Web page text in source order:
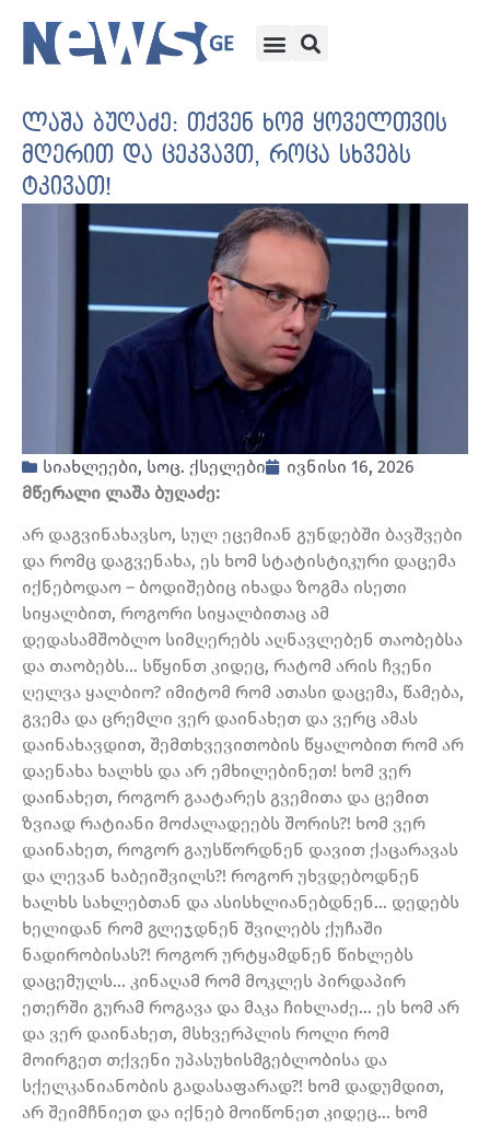
ლაშა ბუღაძე: თქვენ ხომ ყოველთვის
მღერით და ცეკვავთ, როცა სხვებს
ტკივათ!
სიახლეები, სოც. ქსელები
ივნისი 16, 2026
მწერალი ლაშა ბუღაძე:
არ დაგვინახავსო, სულ ეცემიან გუნდებში ბავშვები
და რომც დაგვენახა, ეს ხომ სტატისტიკური დაცემა
იქნებოდაო – ბოდიშებიც იხადა ზოგმა ისეთი
სიყალბით, როგორი სიყალბითაც ამ
დედასამშობლო სიმღერებს აღნავლებენ თაობებსა
და თაობებს… სწყინთ კიდეც, რატომ არის ჩვენი
ღელვა ყალბიო? იმიტომ რომ ათასი დაცემა, წამება,
გვემა და ცრემლი ვერ დაინახეთ და ვერც ამას
დაინახავდით, შემთხვევითობის წყალობით რომ არ
დაენახა ხალხს და არ ემხილებინეთ! ხომ ვერ
დაინახეთ, როგორ გაატარეს გვემითა და ცემით
ზვიად რატიანი მოძალადეებს შორის?! ხომ ვერ
დაინახეთ, როგორ გაუსწორდნენ დავით ქაცარავას
და ლევან ხაბეიშვილს?! როგორ უხვდებოდნენ
ხალხს სახლებთან და ასისხლიანებდნენ… დედებს
ხელიდან რომ გლეჯდნენ შვილებს ქუჩაში
ნადირობისას?! როგორ ურტყამდნენ წიხლებს
დაცემულს… კინაღამ რომ მოკლეს პირდაპირ
ეთერში გურამ როგავა და მაკა ჩიხლაძე… ეს ხომ არ
და ვერ დაინახეთ, მსხვერპლის როლი რომ
მოირგეთ თქვენი უპასუხისმგებლობისა და
სქელკანიანობის გადასაფარად?! ხომ დადუმდით,
არ შეიმჩნიეთ და იქნებ მოიწონეთ კიდეც… ხომ